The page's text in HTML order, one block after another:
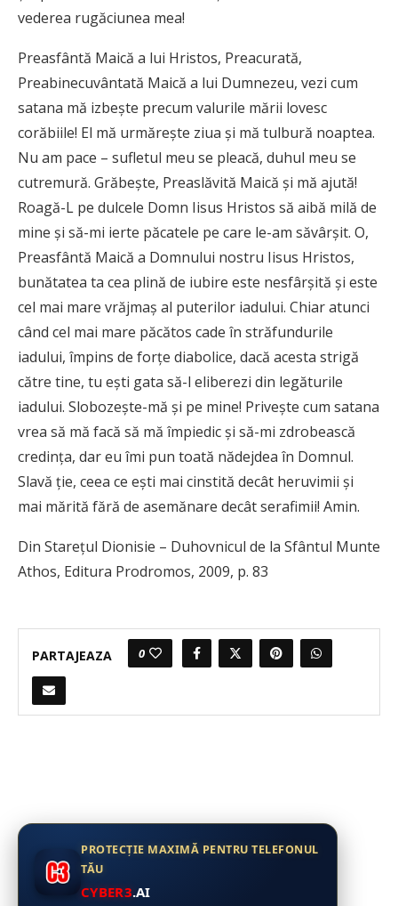
vederea rugăciunea mea!
Preasfântă Maică a lui Hristos, Preacurată,
Preabinecuvântată Maică a lui Dumnezeu, vezi cum
satana mă izbeşte precum valurile mării lovesc
corăbiile! El mă urmăreşte ziua şi mă tulbură noaptea.
Nu am pace – sufletul meu se pleacă, duhul meu se
cutremură. Grăbeşte, Preaslăvită Maică şi mă ajută!
Roagă-L pe dulcele Domn Iisus Hristos să aibă milă de
mine şi să-mi ierte păcatele pe care le-am săvârşit. O,
Preasfântă Maică a Domnului nostru Iisus Hristos,
bunătatea ta cea plină de iubire este nesfârşită şi este
cel mai mare vrăjmaş al puterilor iadului. Chiar atunci
când cel mai mare păcătos cade în străfundurile
iadului, împins de forțe diabolice, dacă acesta strigă
către tine, tu eşti gata să-l eliberezi din legăturile
iadului. Slobozeşte-mă şi pe mine! Priveşte cum satana
vrea să mă facă să mă împiedic şi să-mi zdrobească
credinţa, dar eu îmi pun toată nădejdea în Domnul.
Slavă ţie, ceea ce eşti mai cinstită decât heruvimii şi
mai mărită fără de asemănare decât serafimii! Amin.
Din Starețul Dionisie – Duhovnicul de la Sfântul Munte
Athos, Editura Prodromos, 2009, p. 83
PARTAJEAZA 0
PROTECȚIE MAXIMĂ PENTRU TELEFONUL
TĂU
CYBER3.AI